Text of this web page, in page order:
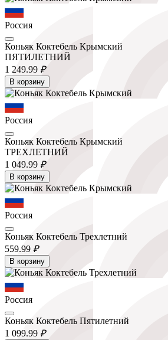
Россия
Коньяк Коктебель Крымский
ПЯТИЛЕТНИЙ
1 249.99 ₽
В корзину
Россия
Коньяк Коктебель Крымский
ТРЕХЛЕТНИЙ
1 049.99 ₽
В корзину
Россия
Коньяк Коктебель Трехлетний
559.99 ₽
В корзину
Россия
Коньяк Коктебель Пятилетний
1 099.99 ₽